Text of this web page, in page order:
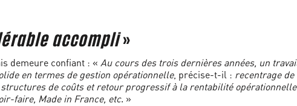
accompli»
demeure confiant : « Au cours des trois dernières années, un
en termes de gestion opérationnelle, précise-t-il : recentrage de
de coûts et retour progressif à la rentabilité
faire, Made in France, etc. »